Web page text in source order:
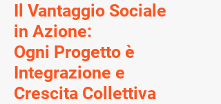
Il Vantaggio Sociale
in Azione:
Ogni Progetto è
Integrazione e
Crescita Collettiva